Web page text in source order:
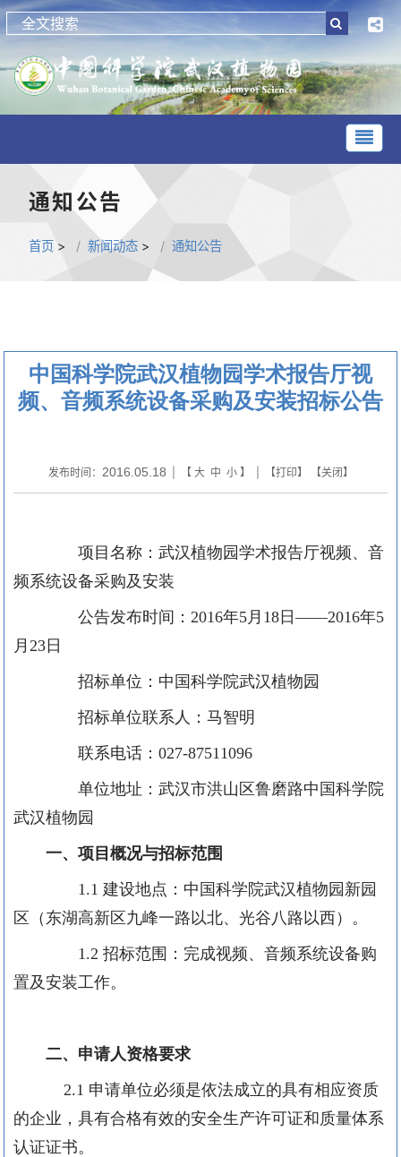
通知公告
首页 > 新闻动态 > 通知公告
中国科学院武汉植物园学术报告厅视
频、音频系统设备采购及安装招标公告
发布时间： 2016.05.18 | 【 大 中 小】 | 【打印】 【关闭】
项目名称：武汉植物园学术报告厅视频、音
频系统设备采购及安装
公告发布时间： 2016年5 月 18日——2016年5
月 23日
招标单位：中国科学院武汉植物园
招标单位联系人：马智明
联系电话： 027-87511096
单位地址：武汉市洪山区鲁磨路中国科学院
武汉植物园
一、项目概况与招标范围
1.1 建设地点：中国科学院武汉植物园新园
区（东湖高新区九峰一路以北、光谷八路以西）。
1.2 招标范围：完成视频、音频系统设备购
置及安装工作。
二、申请人资格要求
2.1 申请单位必须是依法成立的具有相应资质
的企业，具有合格有效的安全生产许可证和质量体系
认证证书。